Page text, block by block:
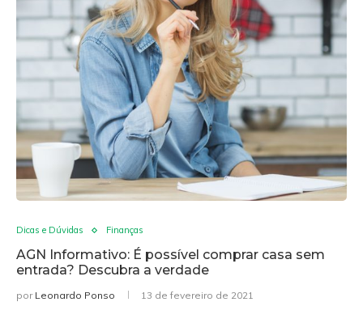
Dicas e Dúvidas Finanças
AGN Informativo: É possível comprar casa sem
entrada? Descubra a verdade
por Leonardo Ponso 13 de fevereiro de 2021